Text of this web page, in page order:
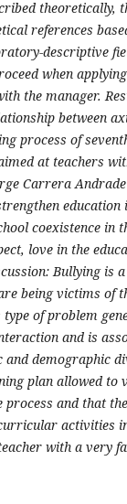
theoretically,
references
descriptive
when
the manager.
between
process of
at teachers
Carrera
coexistence in
love in the
Bullying is
being victims of
of problem
and is
demographic
plan allowed to
process and that
activities
with a very